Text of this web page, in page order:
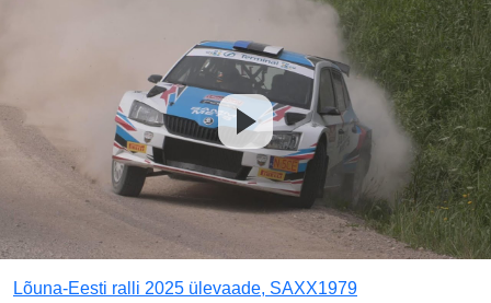
Lõuna-Eesti ralli 2025 ülevaade, SAXX1979